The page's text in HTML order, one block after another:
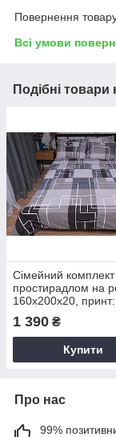
Повернення
Всі умови
Подібні товари
Сімейний комплект
простирадлом на
160х200х20, принт:
1 390 ₴
Купити
Про нас
99%